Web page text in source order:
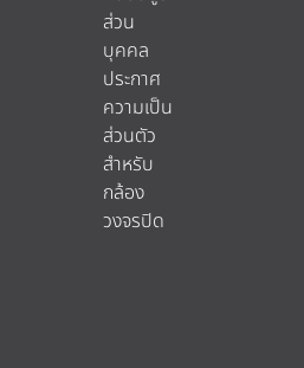
ส่วน
บุคคล
ประกาศ
ความเป็น
ส่วนตัว
สำหรับ
กล้อง
วงจรปิด